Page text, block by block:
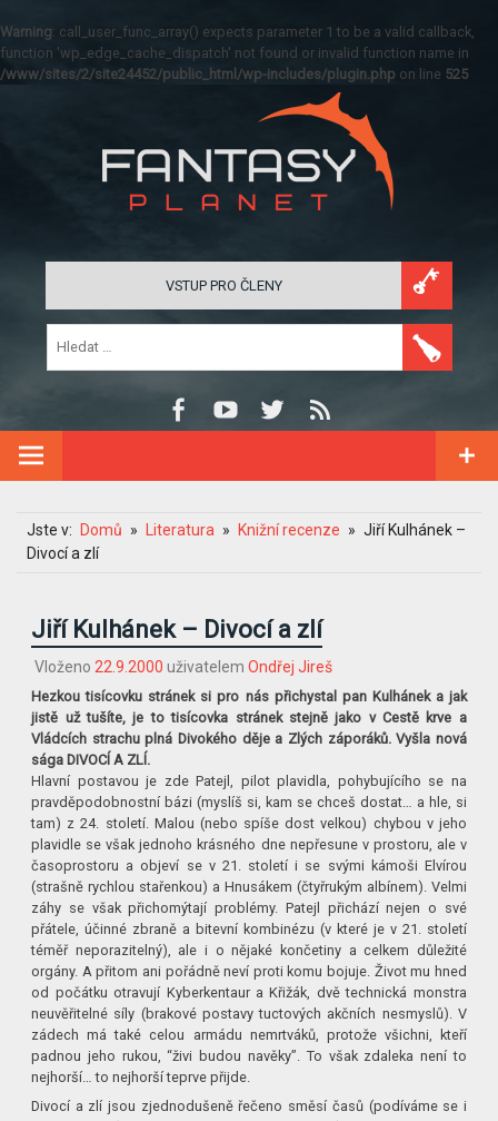
Warning: call_user_func_array() expects parameter 1 to be a valid callback,
function 'wp_edge_cache_dispatch' not found or invalid function name in
/www/sites/2/site24452/public_html/wp-includes/plugin.php on line 525
VSTUP PRO ČLENY
Jste v: Domů Literatura Knižní recenze
Jiří Kulhánek –
Divocí a zlí
Jiří Kulhánek – Divocí a zlí
Vloženo 22.9.2000 uživatelem Ondřej Jireš
Hezkou tisícovku stránek si pro nás přichystal pan Kulhánek a jak
jistě už tušíte, je to tisícovka stránek stejně jako v Cestě krve a
Vládcích strachu plná Divokého děje a Zlých záporáků. Vyšla nová
sága DIVOCÍ A ZLÍ.
Hlavní postavou je zde Patejl, pilot plavidla, pohybujícího se na
pravděpodobnostní bázi (myslíš si, kam se chceš dostat… a hle, si
tam) z 24. století. Malou (nebo spíše dost velkou) chybou v jeho
plavidle se však jednoho krásného dne nepřesune v prostoru, ale v
časoprostoru a objeví se v 21. století i se svými kámoši Elvírou
(strašně rychlou stařenkou) a Hnusákem (čtyřrukým albínem). Velmi
záhy se však přichomýtají problémy. Patejl přichází nejen o své
přátele, účinné zbraně a bitevní kombinézu (v které je v 21. století
téměř neporazitelný), ale i o nějaké končetiny a celkem důležité
orgány. A přitom ani pořádně neví proti komu bojuje. Život mu hned
od počátku otravují Kyberkentaur a Křižák, dvě technická monstra
neuvěřitelné síly (brakové postavy tuctových akčních nesmyslů). V
zádech má také celou armádu nemrtváků, protože všichni, kteří
padnou jeho rukou, “živi budou navěky”. To však zdaleka není to
nejhorší… to nejhorší teprve přijde.
Divocí a zlí jsou zjednodušeně řečeno směsí časů (podíváme se i